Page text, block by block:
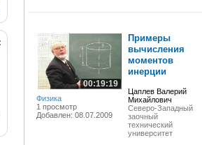
00:19:19
Физика
1 просмотр
Добавлен: 08.07.2009
Примеры
вычисления
моментов
инерции
Цаплев Валерий
Михайлович
Северо-Западный
заочный
технический
университет